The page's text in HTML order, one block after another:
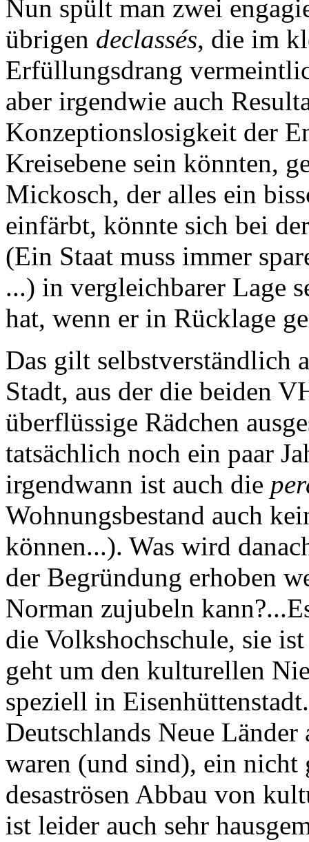
Nun spült man zwei
übrigen declassés, die im
Erfüllungsdrang
aber irgendwie auch
Konzeptionslosigkeit der
Kreisebene sein könnten,
Mickosch, der alles ein
einfärbt, könnte sich bei
(Ein Staat muss immer
...) in vergleichbarer Lage
hat, wenn er in Rücklage
Das gilt selbstverständlich
Stadt, aus der die beiden
überflüssige Rädchen
tatsächlich noch ein paar
irgendwann ist auch die
Wohnungsbestand auch
können...). Was wird
der Begründung erhoben
Norman zujubeln
die Volkshochschule, sie
geht um den kulturellen
speziell in
Deutschlands Neue
waren (und sind), ein nicht
desaströsen Abbau von
ist leider auch sehr